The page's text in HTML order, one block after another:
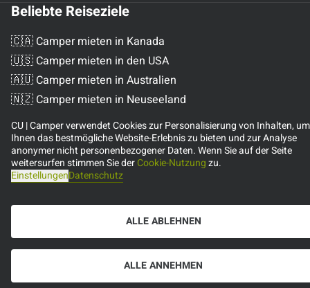
Beliebte Reiseziele
🇨🇦 Camper mieten in Kanada
🇺🇸 Camper mieten in den USA
🇦🇺 Camper mieten in Australien
🇳🇿 Camper mieten in Neuseeland
🇩🇪 Camper mieten in Deutschland
CU | Camper verwendet Cookies zur Personalisierung von Inhalten, um
Ihnen das bestmögliche Website-Erlebnis zu bieten und zur Analyse
anonymer nicht personenbezogener Daten. Wenn Sie auf der Seite
weitersurfen stimmen Sie derCookie-Nutzungzu.
EinstellungenDatenschutz
ALLE ABLEHNEN
ALLE ANNEHMEN